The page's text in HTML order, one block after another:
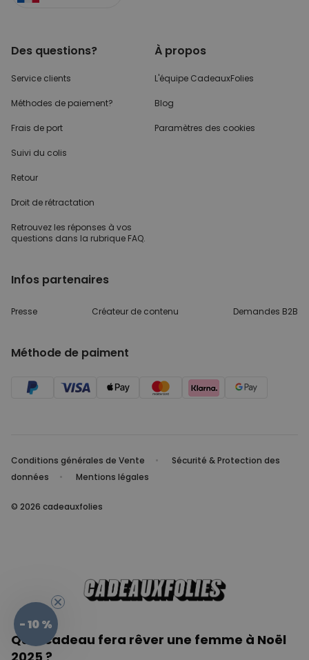
Des questions?
Service clients
Méthodes de paiement?
Frais de port
Suivi du colis
Retour
Droit de rétractation
Retrouvez les réponses à vos
questions dans la rubrique FAQ.
À propos
L'équipe CadeauxFolies
Blog
Paramètres des cookies
Infos partenaires
Presse Créateur de contenu Demandes B2B
Méthode de paiment
Conditions générales de Vente
Sécurité & Protection des
données
Mentions légales
© 2026 cadeauxfolies
Quel cadeau fera rêver une femme à Noël
- 10 %